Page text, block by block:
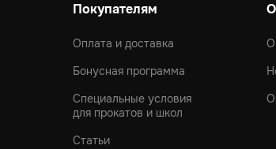
Покупателям
Оплата и доставка
Бонусная программа
Специальные условия
для прокатов и школ
Статьи
О